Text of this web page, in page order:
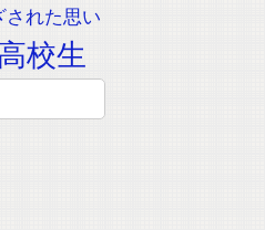
された思い
校生